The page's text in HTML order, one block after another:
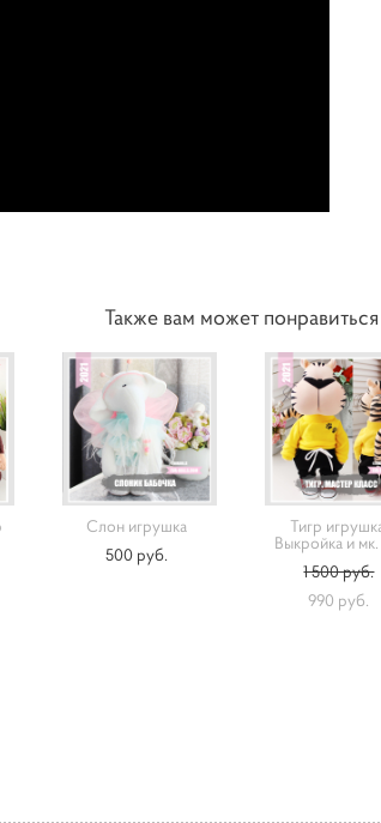
Также вам может понравиться
Слон игрушка
500 pуб.
Тигр
Выкройка и мк.
1 500 pуб.
990 pуб.